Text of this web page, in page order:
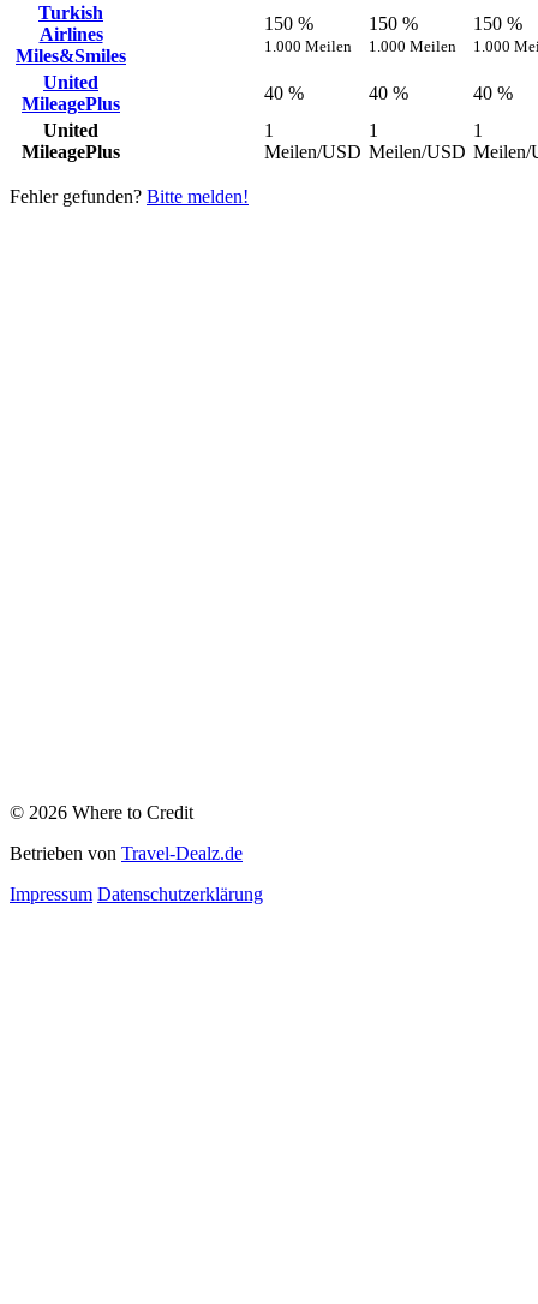
Turkish
Airlines
Miles&Smiles
150 %
1.000 Meilen
150 %
1.000 Meilen
150 %
1.000
United
MileagePlus
40 % 40 %
40 %
United
MileagePlus
1
Meilen/USD
1
Meilen/USD
1
Meilen/
Fehler gefunden? Bitte melden!
© 2026 Where to Credit
Betrieben von Travel-Dealz.de
Impressum Datenschutzerklärung